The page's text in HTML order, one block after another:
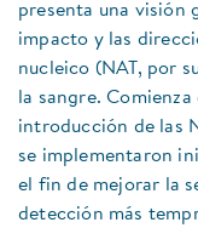
presenta una visión
impacto y las
nucleico (NAT, por
la sangre.
introducción de las
se implementaron
el fin de mejorar la
detección más